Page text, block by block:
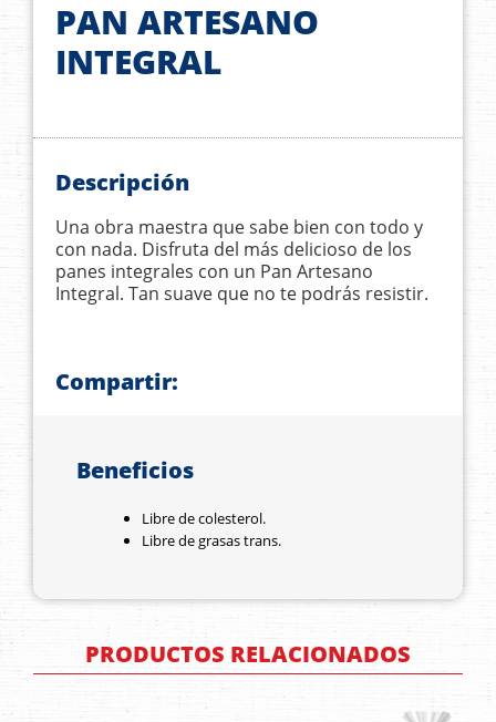
PAN ARTESANO
INTEGRAL
Descripción
Una obra maestra que sabe bien con todo y
con nada. Disfruta del más delicioso de los
panes integrales con un Pan Artesano
Integral. Tan suave que no te podrás resistir.
Compartir:
Beneficios
Libre de colesterol.
Libre de grasas trans.
PRODUCTOS RELACIONADOS